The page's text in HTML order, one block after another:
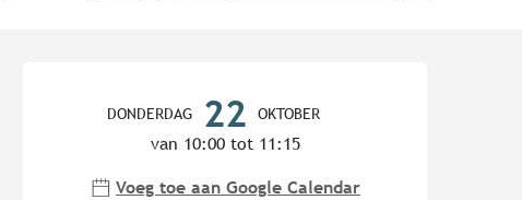
DONDERDAG 22 OKTOBER
van 10:00 tot 11:15
Voeg toe aan Google Calendar